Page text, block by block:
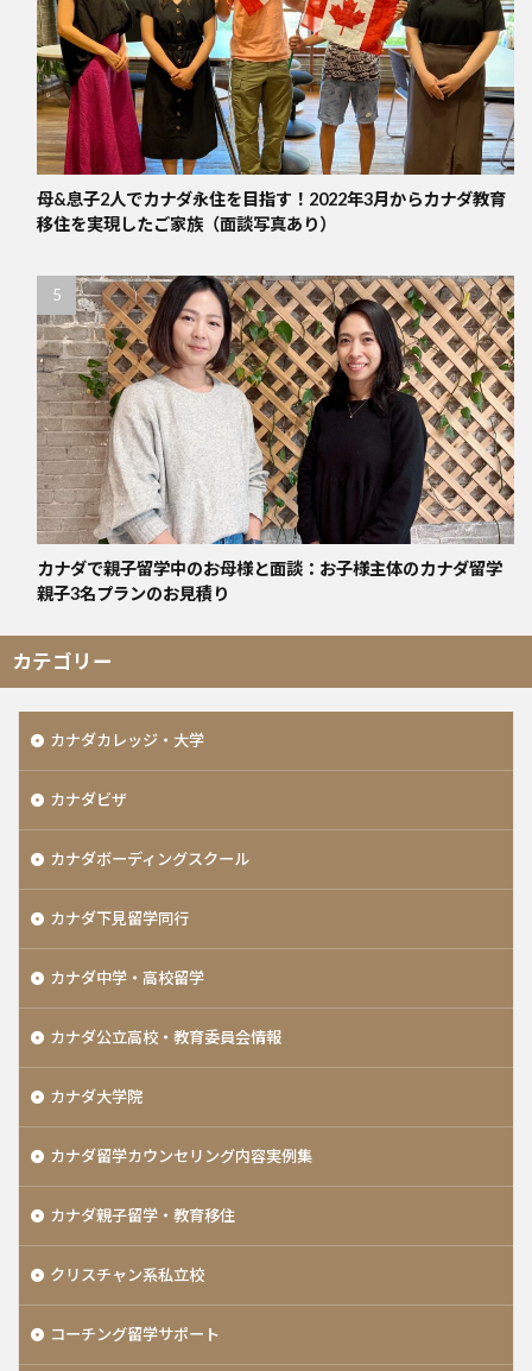
母&息子2人でカナダ永住を目指す！2022年3月からカナダ教育
移住を実現したご家族（面談写真あり）
カナダで親子留学中のお母様と面談：お子様主体のカナダ留学
親子3名プランのお見積り
カテゴリー
カナダカレッジ・大学
カナダビザ
カナダボーディングスクール
カナダ下見留学同行
カナダ中学・高校留学
カナダ公立高校・教育委員会情報
カナダ大学院
カナダ留学カウンセリング内容実例集
カナダ親子留学・教育移住
クリスチャン系私立校
コーチング留学サポート